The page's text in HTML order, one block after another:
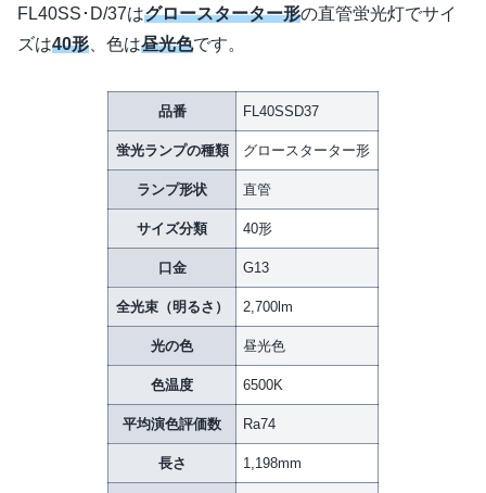
FL40SS･D/37はグロースターター形の直管蛍光灯でサイ
ズは40形 、色は昼光色です。
品番 FL40SSD37
蛍光ランプの種類 グロースターター形
ランプ形状 直管
サイズ分類 40形
口金 G13
全光束（明るさ） 2,700lm
光の色 昼光色
色温度 6500K
平均演色評価数 Ra74
長さ 1,198mm